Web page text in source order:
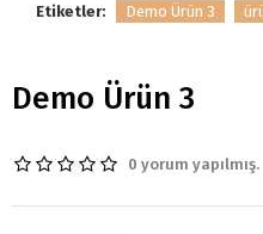
Etiketler: Demo Ürün 3
Demo Ürün 3
0 yorum yapılmış.